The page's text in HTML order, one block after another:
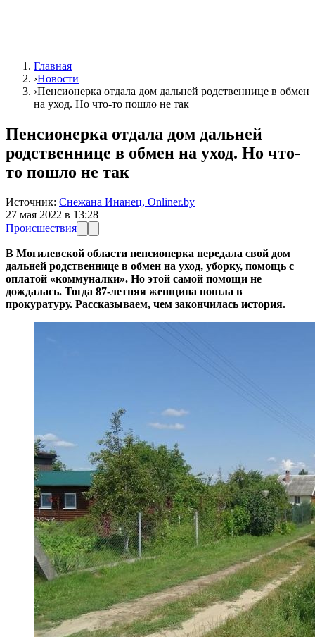
Главная
›Новости
›Пенсионерка отдала дом дальней родственнице в обмен
на уход. Но что-то пошло не так
Пенсионерка отдала дом дальней
родственнице в обмен на уход. Но что-
то пошло не так
Источник: Снежана Инанец, Onliner.by
27 мая 2022 в 13:28
Происшествия
В Могилевской области пенсионерка передала свой дом
дальней родственнице в обмен на уход, уборку, помощь с
оплатой «коммуналки». Но этой самой помощи не
дождалась. Тогда 87-летняя женщина пошла в
прокуратуру. Рассказываем, чем закончилась история.